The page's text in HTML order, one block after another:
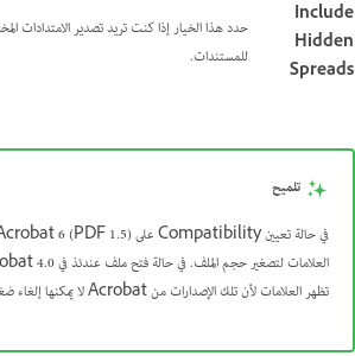
Include
Hidden
Spreads
حدد هذا الخيار إذا كنت تريد تصدير الامتدادات
للمستندات.
تلميح
تظهر العلامات لأن تلك الإصدارات من Acrobat لا يمكنها إلغاء ضغط العلامات.